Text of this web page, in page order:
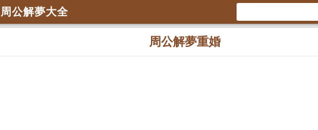
周公解夢大全
周公解夢重婚